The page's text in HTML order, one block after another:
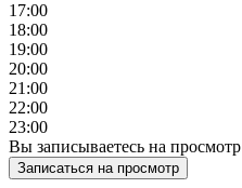
17:00
18:00
19:00
20:00
21:00
22:00
23:00
Вы записываетесь на просмотр
Записаться на просмотр